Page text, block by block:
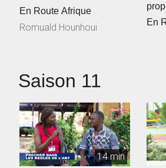
En Route Afrique
Romuald Hounhoui
En
Saison 11
14 min